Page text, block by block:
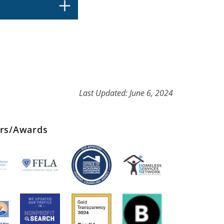
Last Updated: June 6, 2024
Awards